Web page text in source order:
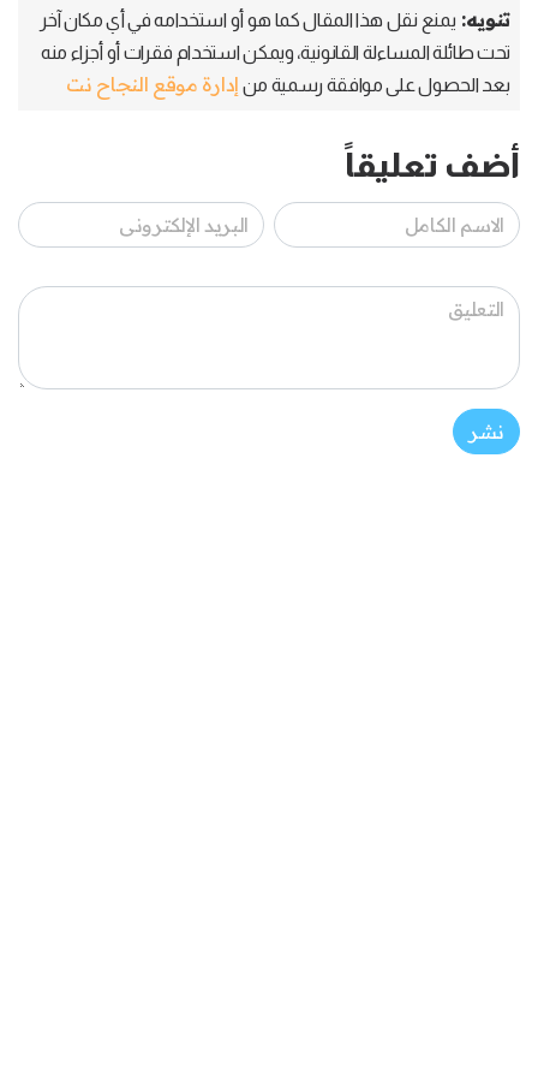
تنويه: يمنع نقل هذا المقال كما هو أو استخدامه في أي مكان آخر
تحت طائلة المساءلة القانونية، ويمكن استخدام فقرات أو أجزاء منه
بعد الحصول على موافقة رسمية من إدارة موقع النجاح نت
أضف تعليقاً
نشر